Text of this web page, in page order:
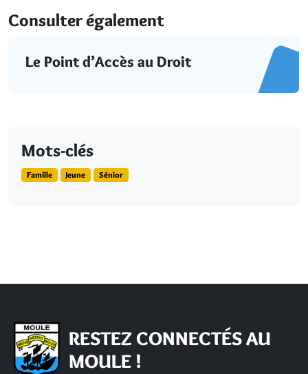
Consulter également
Le Point d’Accès au Droit
Mots-clés
Famille Jeune Sénior
RESTEZ CONNECTÉS AU
MOULE !